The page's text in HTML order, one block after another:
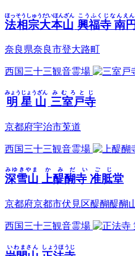
法相宗大本山
ほっそうしゅうだいほんざん
興福寺 南
こうふくじなんえん
奈良県奈良市登大路町
西国三十三観音霊場
明星山
みょうじょうざん
三室戸寺
みむろとじ
京都府宇治市莵道
西国三十三観音霊場
深雪山
みゆきやま
上醍醐寺 准胝堂
かみだいごじ
京都府京都市伏見区醍醐醍醐
西国三十三観音霊場
いわまさん しょうほうじ